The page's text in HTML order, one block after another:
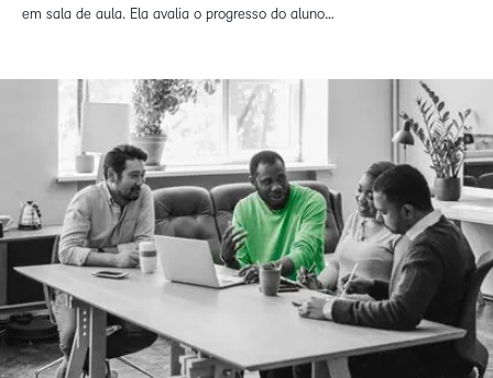
em sala de aula. Ela avalia o progresso do aluno…